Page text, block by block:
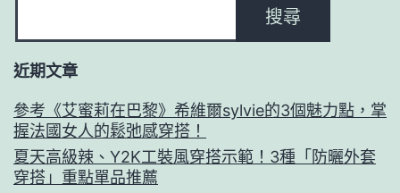
搜尋
近期文章
參考《艾蜜莉在巴黎》希維爾sylvie的3個魅力點，掌
握法國女人的鬆弛感穿搭！
夏天高級辣、Y2K工裝風穿搭示範！3種「防曬外套
穿搭」重點單品推薦